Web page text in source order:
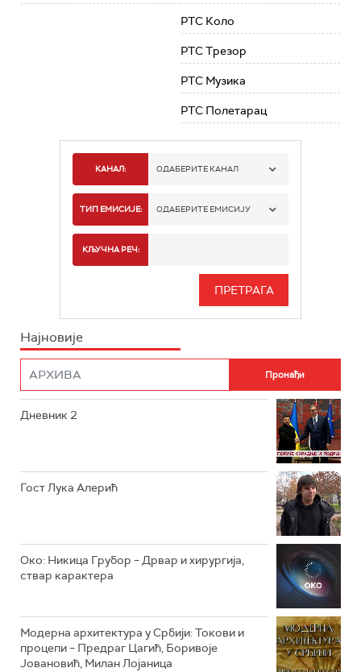
РТС Коло
РТС Трезор
РТС Музика
РТС Полетарац
КАНАЛ: ОДАБЕРИТЕ КАНАЛ
РТС 1
РТС 3
ТИП ЕМИСИЈЕ: ОДАБЕРИТЕ ЕМИСИЈУ
ИНФО
КЉУЧНА РЕЧ:
Најновије
Дневник 2
Гост Лука Алерић
Око: Никица Грубор – Дрвар и хирургија,
ствар карактера
Модерна архитектура у Србији: Токови и
процепи – Предраг Цагић, Боривоје
Јовановић, Милан Лојаница